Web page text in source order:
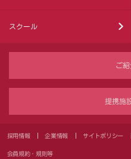
スクール
ご
提携施
採用情報 企業情報 サイトポリシー
会員規約・規則等